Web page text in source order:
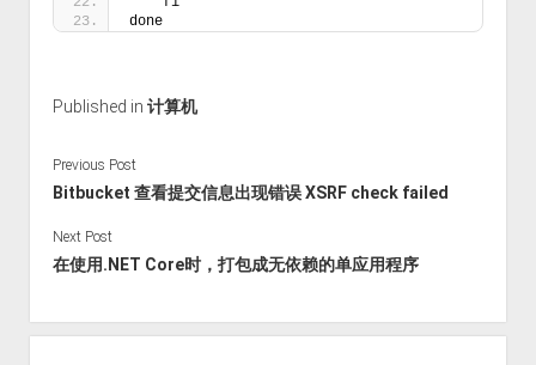
done
Published in 计算机
Previous Post
Bitbucket 查看提交信息出现错误 XSRF check failed
Next Post
在使用.NET Core时，打包成无依赖的单应用程序